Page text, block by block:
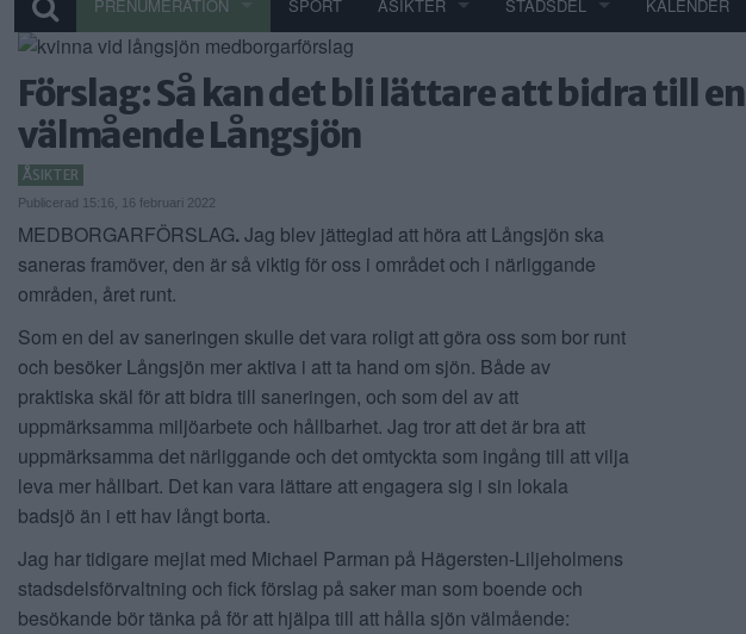
PRENUMERATION SPORT ÅSIKTER STADSDEL KALENDER
Förslag: Så kan det bli lättare att bidra till en
välmående Långsjön
ÅSIKTER
Publicerad 15:16, 16 februari 2022
MEDBORGARFÖRSLAG. Jag blev jätteglad att höra att Långsjön ska
saneras framöver, den är så viktig för oss i området och i närliggande
områden, året runt.
Som en del av saneringen skulle det vara roligt att göra oss som bor runt
och besöker Långsjön mer aktiva i att ta hand om sjön. Både av
praktiska skäl för att bidra till saneringen, och som del av att
uppmärksamma miljöarbete och hållbarhet. Jag tror att det är bra att
uppmärksamma det närliggande och det omtyckta som ingång till att vilja
leva mer hållbart. Det kan vara lättare att engagera sig i sin lokala
badsjö än i ett hav långt borta.
Jag har tidigare mejlat med Michael Parman på Hägersten-Liljeholmens
stadsdelsförvaltning och fick förslag på saker man som boende och
besökande bör tänka på för att hjälpa till att hålla sjön välmående: